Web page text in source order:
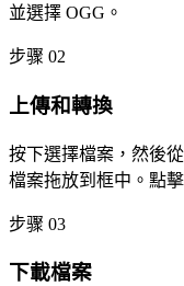
並選擇 OGG。
步骤 02
上傳和轉換
按下選擇檔案，然後
檔案拖放到框中。點
步骤 03
下載檔案